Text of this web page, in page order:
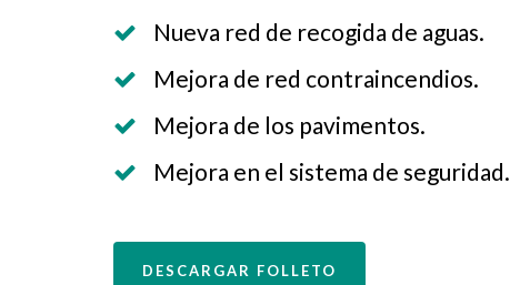
Nueva red de recogida de aguas.
Mejora de red contraincendios.
Mejora de los pavimentos.
Mejora en el sistema de seguridad.
DESCARGAR FOLLETO